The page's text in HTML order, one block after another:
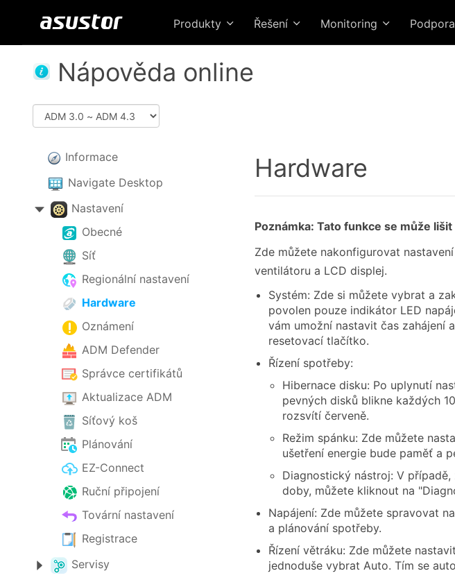
Produkty Řešení Monitoring Podpora
Nápověda online
Informace
Navigate Desktop
Nastavení
Obecné
Síť
Regionální nastavení
Hardware
Oznámení
ADM Defender
Správce certifikátů
Aktualizace ADM
Síťový koš
Plánování
EZ-Connect
Ruční připojení
Tovární nastavení
Registrace
Servisy
Hardware
Poznámka: Tato funkce se může
Zde můžete nakonfigurovat
ventilátoru a LCD displej.
Systém: Zde si můžete vybrat a
povolen pouze indikátor LED
vám umožní nastavit čas zahájení
resetovací tlačítko.
Řízení spotřeby:
Hibernace disku: Po uplynutí
pevných disků blikne každých
rozsvítí červeně.
Režim spánku: Zde můžete
ušetření energie bude paměť a
Diagnostický nástroj: V
doby, můžete kliknout na
Napájení: Zde můžete spravovat
a plánování spotřeby.
Řízení větráku: Zde můžete
jednoduše vybrat Auto. Tím se